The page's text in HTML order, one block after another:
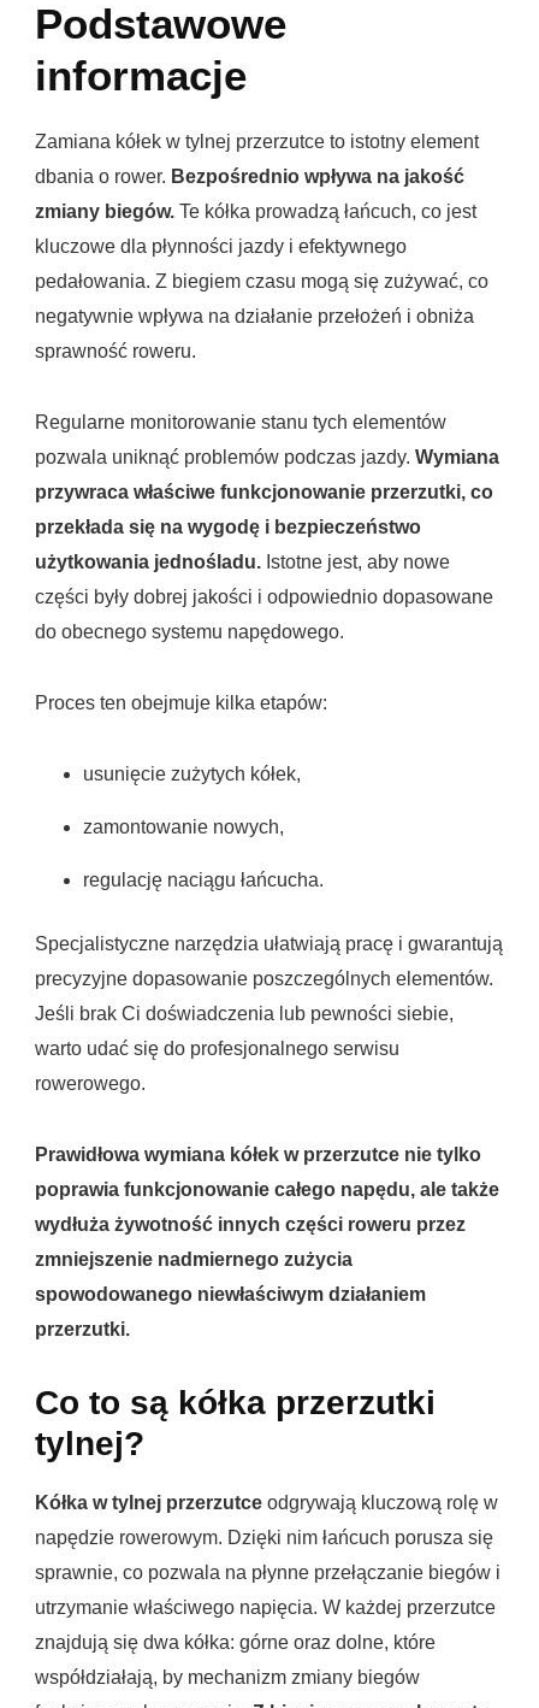
Podstawowe
informacje
Zamiana kółek w tylnej przerzutce to istotny element
dbania o rower. Bezpośrednio wpływa na jakość
zmiany biegów. Te kółka prowadzą łańcuch, co jest
kluczowe dla płynności jazdy i efektywnego
pedałowania. Z biegiem czasu mogą się zużywać, co
negatywnie wpływa na działanie przełożeń i obniża
sprawność roweru.
Regularne monitorowanie stanu tych elementów
pozwala uniknąć problemów podczas jazdy. Wymiana
przywraca właściwe funkcjonowanie przerzutki, co
przekłada się na wygodę i bezpieczeństwo
użytkowania jednośladu. Istotne jest, aby nowe
części były dobrej jakości i odpowiednio dopasowane
do obecnego systemu napędowego.
Proces ten obejmuje kilka etapów:
usunięcie zużytych kółek,
zamontowanie nowych,
regulację naciągu łańcucha.
Specjalistyczne narzędzia ułatwiają pracę i gwarantują
precyzyjne dopasowanie poszczególnych elementów.
Jeśli brak Ci doświadczenia lub pewności siebie,
warto udać się do profesjonalnego serwisu
rowerowego.
Prawidłowa wymiana kółek w przerzutce nie tylko
poprawia funkcjonowanie całego napędu, ale także
wydłuża żywotność innych części roweru przez
zmniejszenie nadmiernego zużycia
spowodowanego niewłaściwym działaniem
przerzutki.
Co to są kółka przerzutki
tylnej?
Kółka w tylnej przerzutce odgrywają kluczową rolę w
napędzie rowerowym. Dzięki nim łańcuch porusza się
sprawnie, co pozwala na płynne przełączanie biegów i
utrzymanie właściwego napięcia. W każdej przerzutce
znajdują się dwa kółka: górne oraz dolne, które
współdziałają, by mechanizm zmiany biegów